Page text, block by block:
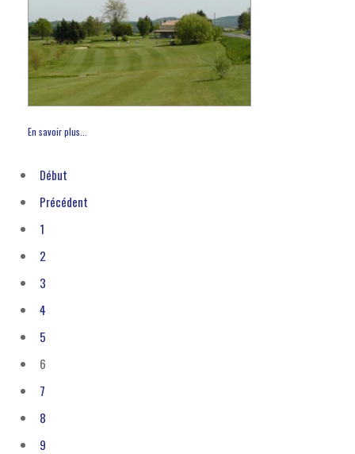
En savoir plus...
Début
Précédent
1
2
3
4
5
6
7
8
9